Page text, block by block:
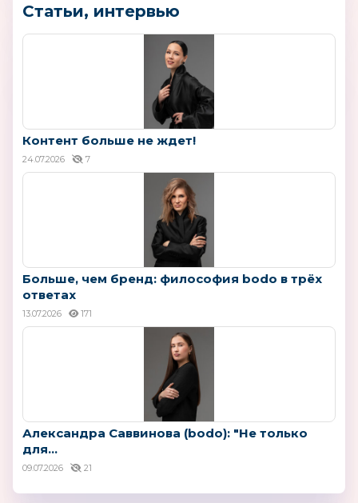
Статьи, интервью
Контент больше не ждет!
24.07.2026 7
Больше, чем бренд: философия bodo в трёх
ответах
13.07.2026 171
Александра Саввинова (bodo): "Не только
для...
09.07.2026 21